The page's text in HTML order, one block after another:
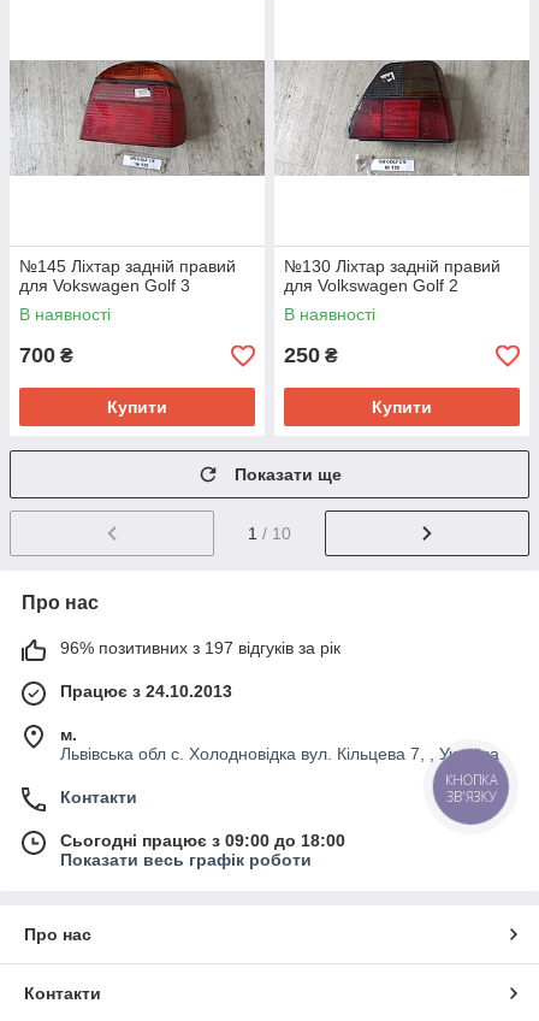
№145 Ліхтар задній правий
для Vokswagen Golf 3
В наявності
700 ₴
Купити
№130 Ліхтар задній правий
для Volkswagen Golf 2
В наявності
250 ₴
Купити
Показати ще
1 / 10
Про нас
96% позитивних з 197 відгуків за рік
Працює з 24.10.2013
м.
Львівська обл с. Холодновідка вул. Кільцева 7, , Україна
Контакти
Сьогодні працює з 09:00 до 18:00
Показати весь графік роботи
Про нас
Контакти
КНОПКА
ЗВ'ЯЗКУ